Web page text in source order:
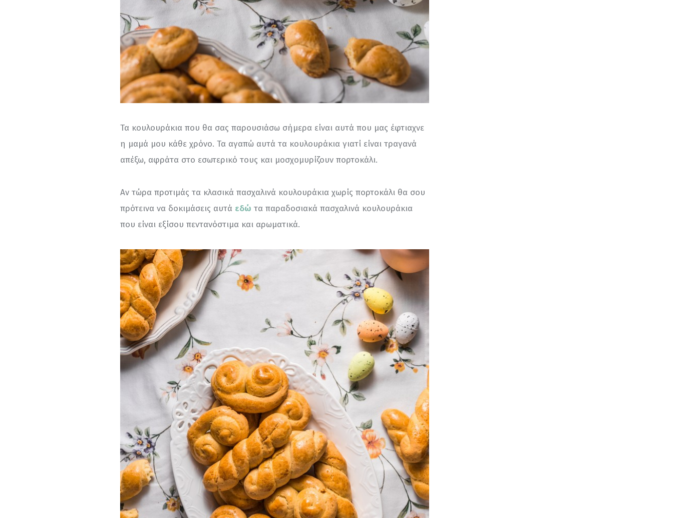
Τα κουλουράκια που θα σας παρουσιάσω σήμερα είναι αυτά που μας έφτιαχνε
η μαμά μου κάθε χρόνο. Τα αγαπώ αυτά τα κουλουράκια γιατί είναι τραγανά
απέξω, αφράτα στο εσωτερικό τους και μοσχομυρίζουν πορτοκάλι.
Αν τώρα προτιμάς τα κλασικά πασχαλινά κουλουράκια χωρίς πορτοκάλι θα σου
πρότεινα να δοκιμάσεις αυτά εδώ τα παραδοσιακά πασχαλινά κουλουράκια
που είναι εξίσου πεντανόστιμα και αρωματικά.